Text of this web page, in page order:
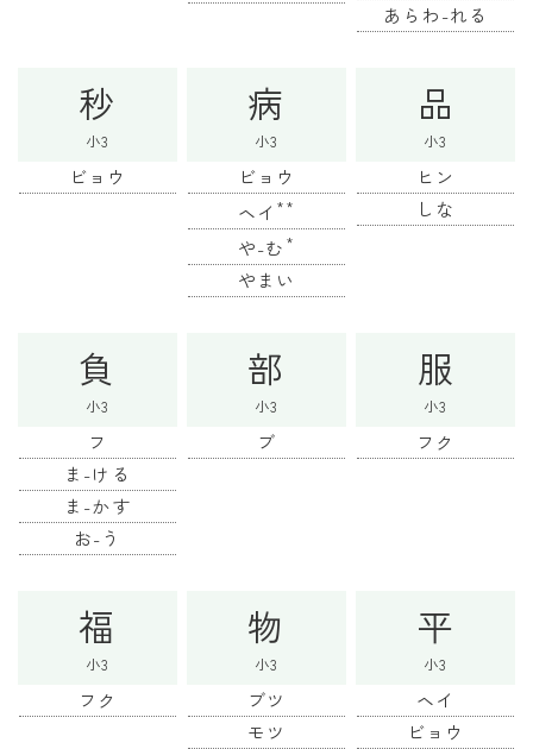
あらわ-れる
秒
小3
ビョウ
病
小3
ビョウ
ヘイ **
や-む *
やまい
品
小3
ヒン
しな
負
小3
フ
ま-ける
ま-かす
お-う
部
小3
ブ
服
小3
フク
福
小3
フク
物
小3
ブツ
モツ
平
小3
ヘイ
ビョウ